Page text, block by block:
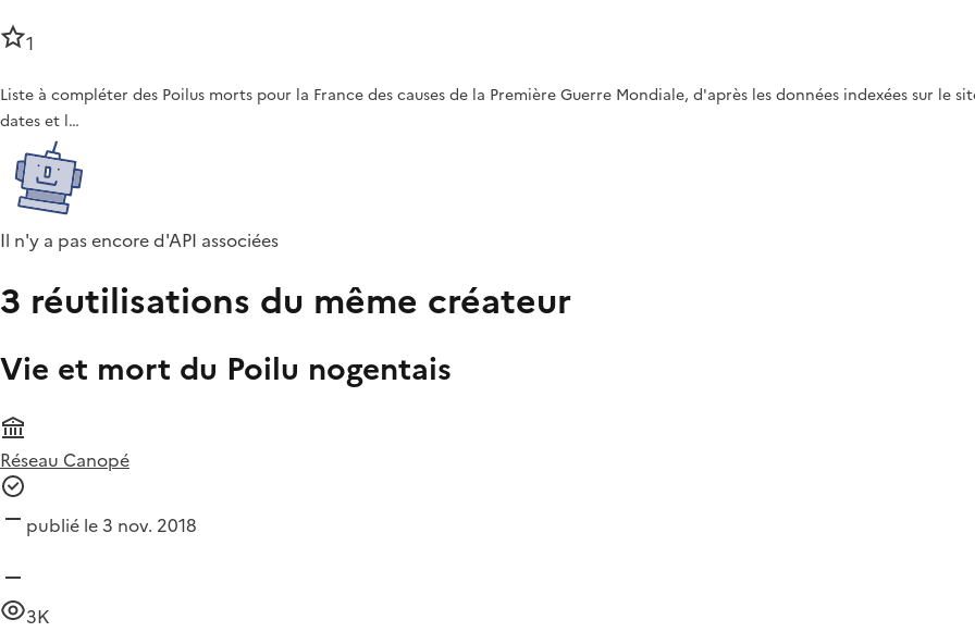
1
Liste à compléter des Poilus morts pour la France des causes de la Première Guerre Mondiale, d'après les données indexées sur le
dates et l…
Il n'y a pas encore d'API associées
3 réutilisations du même créateur
Vie et mort du Poilu nogentais
Réseau Canopé
publié le 3 nov. 2018
3K